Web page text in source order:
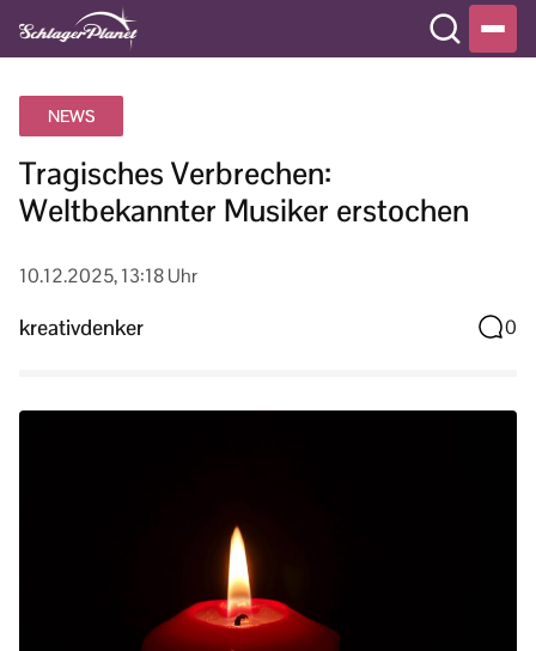
NEWS
Tragisches Verbrechen:
Weltbekannter Musiker erstochen
10.12.2025, 13:18 Uhr
kreativdenker 0